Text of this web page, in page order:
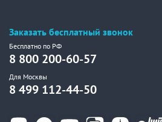
Заказать бесплатный звонок
Бесплатно по РФ
8 800 200-60-57
Для Москвы
8 499 112-44-50